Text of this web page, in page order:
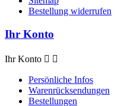
Bestellung widerrufen
Ihr Konto
Ihr Konto  
Persönliche Infos
Warenrücksendungen
Bestellungen